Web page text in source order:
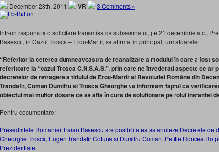
December 28th, 2011 VR 3 Comments »
Intr-un raspuns la o solicitare transmisa de subsemnatul, pe 21 decembrie a.c.,
Basescu, in Cazul Trosca – Erou-Martir, se afirma, in principal, urmatoarele:
“Referitor la cererea dumneavoastra de reanalizare a modului în care a fost
referitoare la “cazul Trosca C.N.S.A.S.”, prin care ne învederati aspecte ce ar
decretelor de retragere a titlului de Erou-Martir al Revolutiei Române din
Trandafir, Coman Dumitru si Trosca Gheorghe va informam faptul ca
obiectul mai multor dosare ce se afla în curs de solutionare pe rolul instantei
Pentru documentare:
Presedintele Romaniei Traian Basescu are posibilitatea sa anuleze Decretele de
Gheorghe Trosca, Eugen Trandafir Cotuna si Dumitru Coman. Petitie Roncea.Ro
Prezidentiale